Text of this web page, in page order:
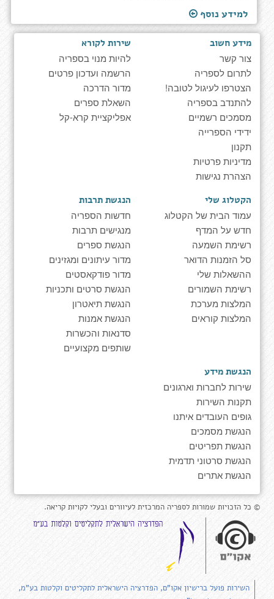
למידע נוסף
מידע חשוב
צור קשר
לתרום לספריה
הצטרפו לעיגול לטובה!
להתנדב בספריה
מסמכים רשמיים
ידידי הספרייה
תקנון
מדיניות פרטיות
הצהרת נגישות
שירות לקורא
להיות מנוי בספריה
הרשמה ועדכון פרטים
מדור הדרכה
השאלת ספרים
אפליקציית קרא-קל
הקטלוג שלי
עמוד הבית של הקטלוג
חדש על המדף
רשימת השמעה
סל הזמנות הדואר
ההשאלות שלי
רשימת השמורים
המלצות מערכת
המלצות קוראים
הנגשת תרבות
חדשות הספריה
מנגישים תרבות
הנגשת ספרים
מדור עיתונים ומגזינים
מדור פודקאסטים
הנגשת סרטים ותכניות
הנגשת תיאטרון
הנגשת אמנות
סדנאות והכשרות
שותפים מקצועיים
הנגשת מידע
שירות לחברות וארגונים
תקנות השירות
גופים העובדים איתנו
הנגשת מסמכים
הנגשת תפריטים
הנגשת סרטוני תדמית
הנגשת אתרים
© כל הזכויות שמורות לספריה המרכזית לעיוורים ובעלי לקויות קריאה.
השירות פועל ברישיון אקו"ם, הפדרציה הישראלית לתקליטים וקלטות בע"מ,